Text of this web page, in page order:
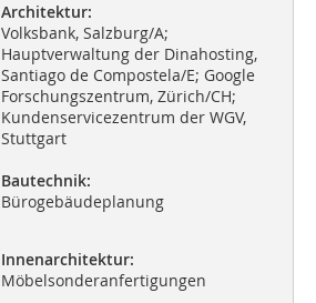
Architektur:
Volksbank, Salzburg/A;
Hauptverwaltung der Dinahosting,
Santiago de Compostela/E; Google
Forschungszentrum, Zürich/CH;
Kundenservicezentrum der WGV,
Stuttgart
Bautechnik:
Bürogebäudeplanung
Innenarchitektur:
Möbelsonderanfertigungen